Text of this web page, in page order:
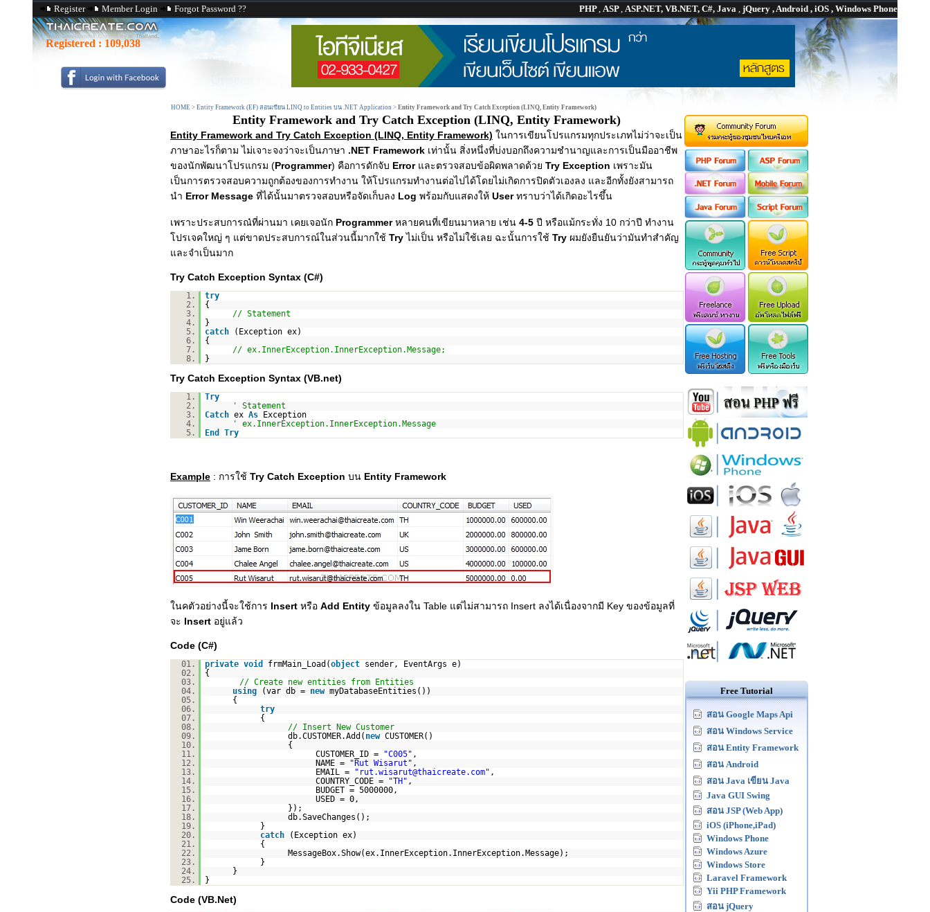
Register Member Login Forgot Password ?? PHP, ASP, ASP.NET, VB.NET, C#, Java , jQuery , Android , iOS , Windows Phone
Registered : 109,038
HOME > Entity Framework (EF) สอนเขียน LINQ to Entities บน .NET Application > Entity Framework and Try Catch Exception (LINQ, Entity Framework)
Entity Framework and Try Catch Exception (LINQ, Entity Framework)
Entity Framework and Try Catch Exception (LINQ, Entity Framework) ในการเขียนโปรแกรมทุกประเภทไม่ว่าจะเป็น
ภาษาอะไรก็ตาม ไม่เจาะจงว่าจะเป็นภาษา .NET Framework เท่านั้น สิ่งหนึ่งที่บ่งบอกถึงความชำนาญและการเป็นมืออาชีพ
ของนักพัฒนาโปรแกรม (Programmer) คือการดักจับ Error และตรวจสอบข้อผิดพลาดด้วย Try Exception เพราะมัน
เป็นการตรวจสอบความถูกต้องของการทำงาน ให้โปรแกรมทำงานต่อไปได้โดยไม่เกิดการปิดตัวเองลง และอีกทั้งยังสามารถ
นำ Error Message ที่ได้นั้นมาตรวจสอบหรือจัดเก็บลง Log พร้อมกับแสดงให้ Userทราบว่าได้เกิดอะไรขึ้น
เพราะประสบการณ๋ที่ผ่านมา เคยเจอนัก Programmerหลายคนที่เขียนมาหลาย เช่น 4-5 ปี หรือแม้กระทั่ง 10 กว่าปี ทำงาน
โปรเจคใหญ่ ๆ แต่ขาดประสบการณ์ในส่วนนี้มากใช้ Tryไม่เป็น หรือไม่ใช้เลย ฉะนั้นการใช้ Try ผมยังยืนยันว่ามันทำสำคัญ
และจำเป็นมาก
Try Catch Exception Syntax (C#)
1.
try
2.
{
3.
// Statement
4.
}
5.
catch
(Exception ex)
6.
{
7.
// ex.InnerException.InnerException.Message;
8.
}
Try Catch Exception Syntax (VB.net)
1.
Try
2.
' Statement
3.
Catch ex As
Exception
4.
' ex.InnerException.InnerException.Message
5.
End Try
Example : การใช้ Try Catch Exception บน Entity Framework
ในคตัวอย่างนี้จะใช้การ Insert หรือ Add Entity ข้อมูลลงใน Table แต่ไม่สามารถ Insert ลงได้เนื่องจากมี Key ของข้อมูลที่
จะ Insert อยู่แล้ว
Code (C#)
01. private void frmMain_Load(object
sender, EventArgs e)
02.
{
03.
// Create new entities from Entities
04.
using (var db = new myDatabaseEntities())
05.
{
06.
try
07.
{
08.
// Insert New Customer
09.
db.CUSTOMER.Add( new CUSTOMER()
10.
{
11.
CUSTOMER_ID = "C005" ,
12.
NAME = "Rut Wisarut" ,
13.
EMAIL = "rut.wisarut@thaicreate.com" ,
14.
COUNTRY_CODE = "TH" ,
15.
BUDGET = 5000000,
16.
USED = 0,
17.
});
18.
db.SaveChanges();
19.
}
20.
catch
(Exception ex)
21.
{
22.
MessageBox.Show(ex.InnerException.InnerException.Message);
23.
}
24.
}
25.
}
Code (VB.Net)
Free Tutorial
สอน Google Maps Api
สอน Windows Service
สอน Entity Framework
สอน Android
สอน Java เขียน Java
Java GUI Swing
สอน JSP (Web App)
iOS (iPhone,iPad)
Windows Phone
Windows Azure
Windows Store
Laravel Framework
Yii PHP Framework
สอน jQuery